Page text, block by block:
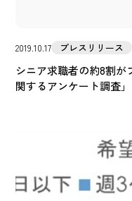
2019.10.17 プレスリリース
シニア求職者の約8割が
関するアンケート調査